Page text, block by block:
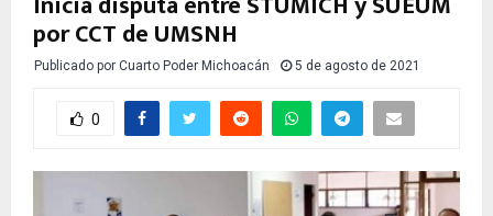
por CCT de UMSNH
Publicado por Cuarto Poder Michoacán 5 de agosto de 2021
0